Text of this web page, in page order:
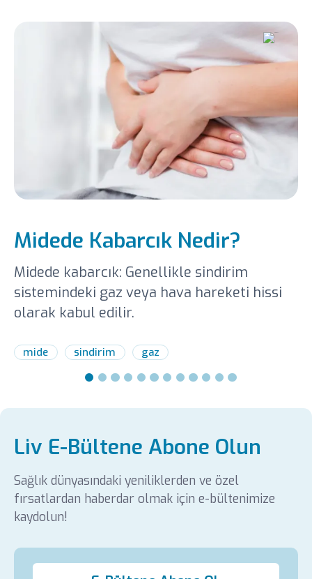
Midede Kabarcık Nedir?
Midede kabarcık: Genellikle sindirim
sistemindeki gaz veya hava hareketi hissi
olarak kabul edilir.
mide sindirim gaz
Liv E-Bültene Abone Olun
Sağlık dünyasındaki yeniliklerden ve özel
fırsatlardan haberdar olmak için e-bültenimize
kaydolun!